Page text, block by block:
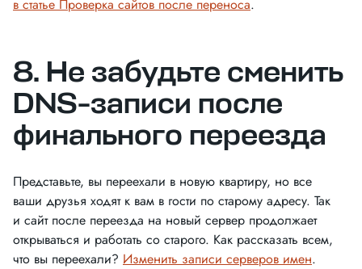
в статье Проверка сайтов после переноса.
8. Не забудьте сменить
DNS-записи после
финального переезда
Представьте, вы переехали в новую квартиру, но все
ваши друзья ходят к вам в гости по старому адресу. Так
и сайт после переезда на новый сервер продолжает
открываться и работать со старого. Как рассказать всем,
что вы переехали? Изменить записи серверов имен.